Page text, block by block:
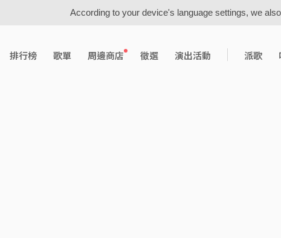
According to your device's language settings, we
排行榜 歌單 周邊商店 徵選 演出活動 派歌